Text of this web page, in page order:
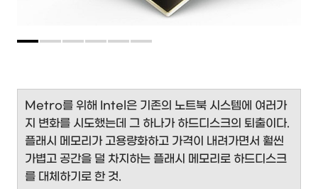
Metro를 위해 Intel은 기존의 노트북 시스템에 여러가
지 변화를 시도했는데 그 하나가 하드디스크의 퇴출이다.
플래시 메모리가 고용량화하고 가격이 내려가면서 훨씬
가볍고 공간을 덜 차지하는 플래시 메모리로 하드디스크
를 대체하기로 한 것.